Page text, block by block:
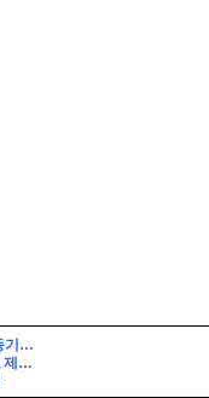
[FT ★ Special/추춘제 J리그 개막특집 2/3] 동기부여를 가득 채워라! J리그 백년구상리그
[UNIKER] CampusLog, 중간 데모를 앞두고 제품을 다듬고 실제 크루들 앞에서 시연하다